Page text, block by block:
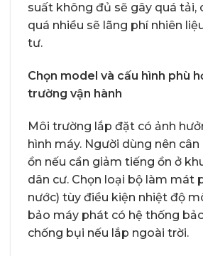
suất không đủ sẽ gây quá tải,
quá nhiều sẽ lãng phí nhiên
tư.
Chọn model và cấu hình phù
trường vận hành
Môi trường lắp đặt có ảnh
hình máy. Người dùng nên cân
ồn nếu cần giảm tiếng ồn ở
dân cư. Chọn loại bộ làm mát
nước) tùy điều kiện nhiệt độ
bảo máy phát có hệ thống
chống bụi nếu lắp ngoài trời.